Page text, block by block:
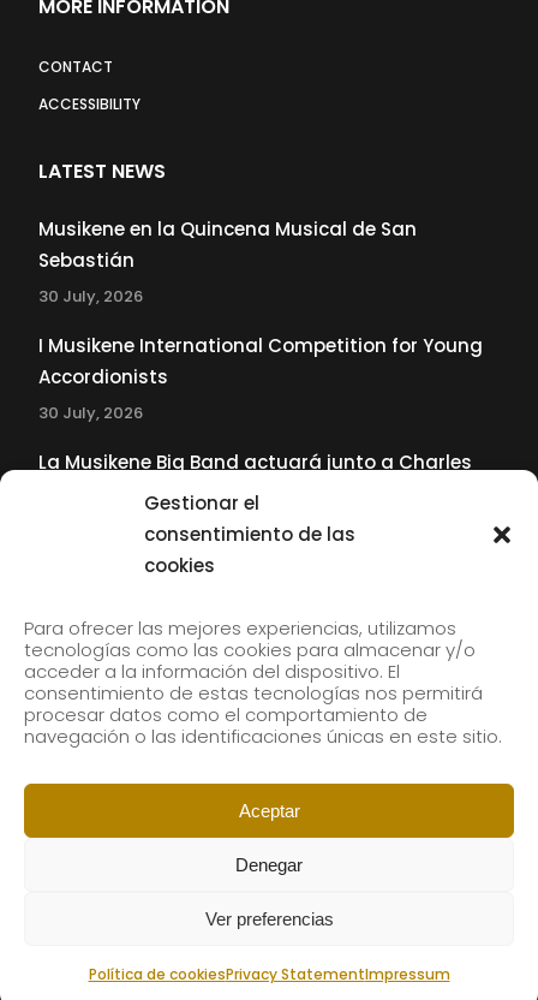
Gestionar el
consentimiento de las
cookies
Para ofrecer las mejores experiencias, utilizamos
tecnologías como las cookies para almacenar y/o
acceder a la información del dispositivo. El
consentimiento de estas tecnologías nos permitirá
procesar datos como el comportamiento de
navegación o las identificaciones únicas en este sitio.
Aceptar
Denegar
Ver preferencias
Política de cookiesPrivacy StatementImpressum
MORE INFORMATION
CONTACT
ACCESSIBILITY
LATEST NEWS
Musikene en la Quincena Musical de San
Sebastián
30 July, 2026
I Musikene International Competition for Young
Accordionists
30 July, 2026
La Musikene Big Band actuará junto a Charles
Tolliver en el 61 Jazzaldia
Subscribe to our newsletter to receive our news by
email.